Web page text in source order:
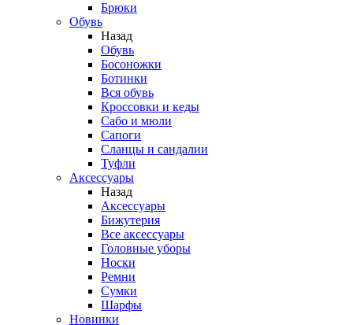
Брюки
Обувь
Назад
Обувь
Босоножки
Ботинки
Вся обувь
Кроссовки и кеды
Сабо и мюли
Сапоги
Сланцы и сандалии
Туфли
Аксессуары
Назад
Аксессуары
Бижутерия
Все аксессуары
Головные уборы
Носки
Ремни
Сумки
Шарфы
Новинки